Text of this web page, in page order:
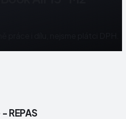
REPAS